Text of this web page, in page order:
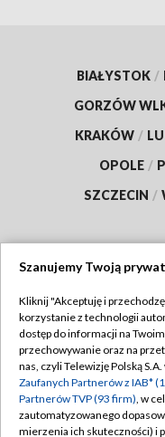
BIAŁYSTOK /
GORZÓW
KRAKÓW /
OPOLE /
SZCZECIN /
Abonament TVP
Emisja w TVP
Centrum informacji
Szanujemy Twoją
Kliknij "Akceptuję i
korzystanie z technologii
dostęp do informacji na
przechowywanie oraz na
nas, czyli Telewizję Polską
Zaufanych Partnerów z IAB*
Partnerów TVP (93 firm), w
zautomatyzowanego
mierzenia ich skuteczności) i